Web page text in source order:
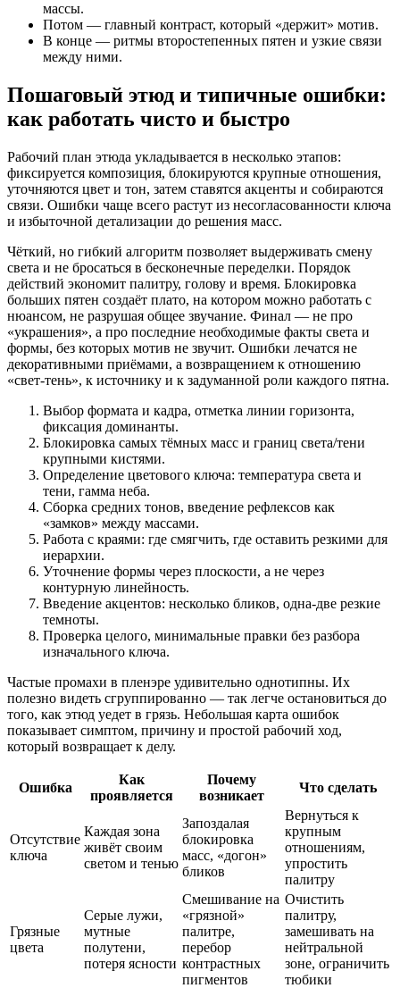
массы.
Потом — главный контраст, который «держит» мотив.
В конце — ритмы второстепенных пятен и узкие связи
между ними.
Пошаговый этюд и типичные ошибки:
как работать чисто и быстро
Рабочий план этюда укладывается в несколько этапов:
фиксируется композиция, блокируются крупные отношения,
уточняются цвет и тон, затем ставятся акценты и собираются
связи. Ошибки чаще всего растут из несогласованности ключа
и избыточной детализации до решения масс.
Чёткий, но гибкий алгоритм позволяет выдерживать смену
света и не бросаться в бесконечные переделки. Порядок
действий экономит палитру, голову и время. Блокировка
больших пятен создаёт плато, на котором можно работать с
нюансом, не разрушая общее звучание. Финал — не про
«украшения», а про последние необходимые факты света и
формы, без которых мотив не звучит. Ошибки лечатся не
декоративными приёмами, а возвращением к отношению
«свет-тень», к источнику и к задуманной роли каждого пятна.
Выбор формата и кадра, отметка линии горизонта,
фиксация доминанты.
Блокировка самых тёмных масс и границ света/тени
крупными кистями.
Определение цветового ключа: температура света и
тени, гамма неба.
Сборка средних тонов, введение рефлексов как
«замков» между массами.
Работа с краями: где смягчить, где оставить резкими для
иерархии.
Уточнение формы через плоскости, а не через
контурную линейность.
Введение акцентов: несколько бликов, одна-две резкие
темноты.
Проверка целого, минимальные правки без разбора
изначального ключа.
Частые промахи в пленэре удивительно однотипны. Их
полезно видеть сгруппированно — так легче остановиться до
того, как этюд уедет в грязь. Небольшая карта ошибок
показывает симптом, причину и простой рабочий ход,
который возвращает к делу.
Ошибка
Как
проявляется
Почему
возникает
Что сделать
Отсутствие
ключа
Каждая зона
живёт своим
светом и тенью
Запоздалая
блокировка
масс, «догон»
бликов
Вернуться к
крупным
отношениям,
упростить
палитру
Грязные
цвета
Серые лужи,
мутные
полутени,
потеря ясности
Смешивание на
«грязной»
палитре,
перебор
контрастных
пигментов
Очистить
палитру,
замешивать на
нейтральной
зоне, ограничить
тюбики